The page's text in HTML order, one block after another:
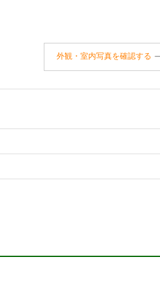
外観・室内写真を確認する